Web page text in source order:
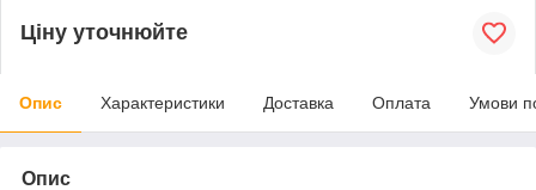
Ціну уточнюйте
Опис Характеристики Доставка Оплата Умови
Опис